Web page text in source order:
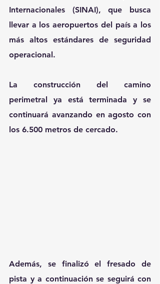
Internacionales (SINAI), que busca
llevar a los aeropuertos del país a los
más altos estándares de seguridad
operacional.
La construcción del camino
perimetral ya está terminada y se
continuará avanzando en agosto con
los 6.500 metros de cercado.
Además, se finalizó el fresado de
pista y a continuación se seguirá con